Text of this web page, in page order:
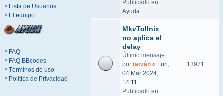
Lista de Usuarios
El equipo
FAQ
FAQ BBcodes
Términos de uso
Política de Privacidad
Publicado en
Ayuda
MkvTollnix
no aplica el
delay
Último mensaje
por tarzán « Lun,
04 Mar 2024,
14:11
Publicado en
13971